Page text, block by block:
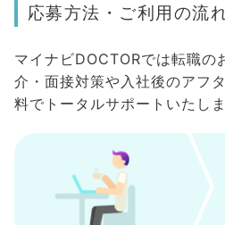
応募方法・ご利用の流
マイナビDOCTORでは転職の
介・面接対策や入社後のアフ
料でトータルサポートいたしま